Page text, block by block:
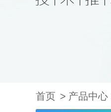
首页 产品中心